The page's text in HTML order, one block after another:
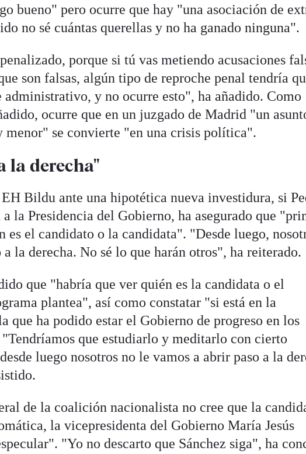
bueno" pero ocurre que hay "una asociación de
no sé cuántas querellas y no ha ganado ninguna".
porque si tú vas metiendo acusaciones
son falsas, algún tipo de reproche penal tendría
administrativo, y no ocurre esto", ha añadido. Como
ocurre que en un juzgado de Madrid "un
menor" se convierte "en una crisis política".
la derecha"
Bildu ante una hipotética nueva investidura, si
a la Presidencia del Gobierno, ha asegurado que
es el candidato o la candidata". "Desde luego,
a la derecha. No sé lo que harán otros", ha reiterado.
que "habría que ver quién es la candidata o el
plantea", así como constatar "si está en la
que ha podido estar el Gobierno de progreso en los
que estudiarlo y meditarlo con cierto
luego nosotros no le vamos a abrir paso a la
de la coalición nacionalista no cree que la
la vicepresidenta del Gobierno María Jesús
"Yo no descarto que Sánchez siga", ha